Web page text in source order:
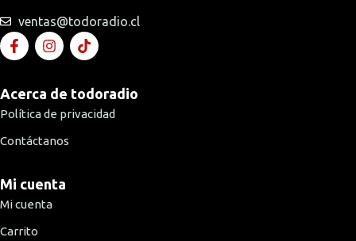
ventas@todoradio.cl
Acerca de todoradio
Política de privacidad
Contáctanos
Mi cuenta
Mi cuenta
Carrito